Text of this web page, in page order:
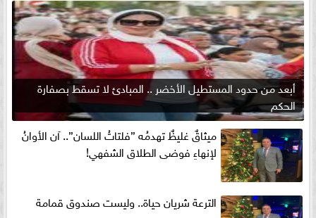
أبعد من حدود المستطيل الأخضر .. المبادئ لا تسقط بصفارة
الحكم
ميثاقٌ غليظٌ تهدمُه ”فلتاتُ اللسان”.. آن الأوانُ
لإنهاءِ فوضى الطلاق الشفهي!
الترعة شريان حياة.. وليست صندوق قمامة